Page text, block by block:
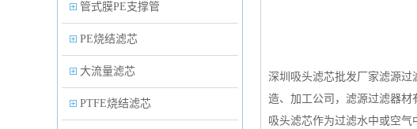
管式膜PE支撑管
PE烧结滤芯
大流量滤芯
PTFE烧结滤芯
深圳吸头滤芯批发厂家滤源过
造、加工公司，滤源过滤器材
吸头滤芯作为过滤水中或空